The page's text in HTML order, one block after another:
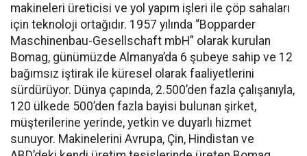
makineleri üreticisi ve yol yapım işleri ile çöp sahaları
için teknoloji ortağıdır. 1957 yılında “Bopparder
Maschinenbau-Gesellschaft mbH” olarak kurulan
Bomag, günümüzde Almanya’da 6 şubeye sahip ve 12
bağımsız iştirak ile küresel olarak faaliyetlerini
sürdürüyor. Dünya çapında, 2.500’den fazla çalışanıyla,
120 ülkede 500’den fazla bayisi bulunan şirket,
müşterilerine yerinde, yetkin ve duyarlı hizmet
sunuyor. Makinelerini Avrupa, Çin, Hindistan ve